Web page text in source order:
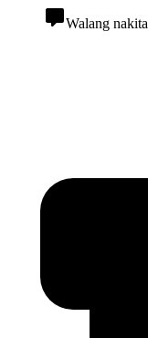
Walang